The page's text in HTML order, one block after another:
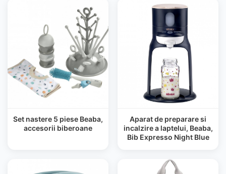
Set nastere 5 piese Beaba,
accesorii biberoane
Aparat de preparare si
incalzire a laptelui, Beaba,
Bib Expresso Night Blue